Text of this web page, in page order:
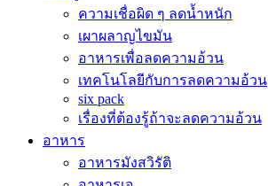
ความเชื่อผิด ๆ ลดน้ำหนัก
เผาผลาญไขมัน
อาหารเพื่อลดความอ้วน
เทคโนโลยีกับการลดความอ้วน
six pack
เรื่องที่ต้องรู้ถ้าจะลดความอ้วน
อาหาร
อาหารมังสวิรัติ